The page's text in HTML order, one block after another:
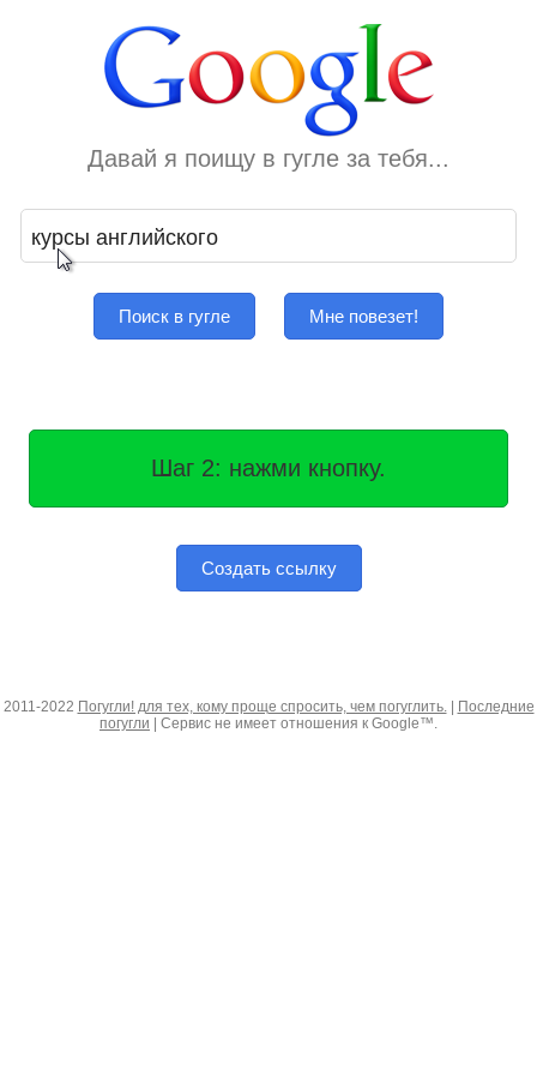
Давай я поищу в гугле за тебя...
Поиск в гугле Мне повезет!
Шаг 2: нажми кнопку.
Создать ссылку
2011-2022 Погугли! для тех, кому проще спросить, чем погуглить.|
Последние
погугли | Сервис не имеет отношения к Google™.